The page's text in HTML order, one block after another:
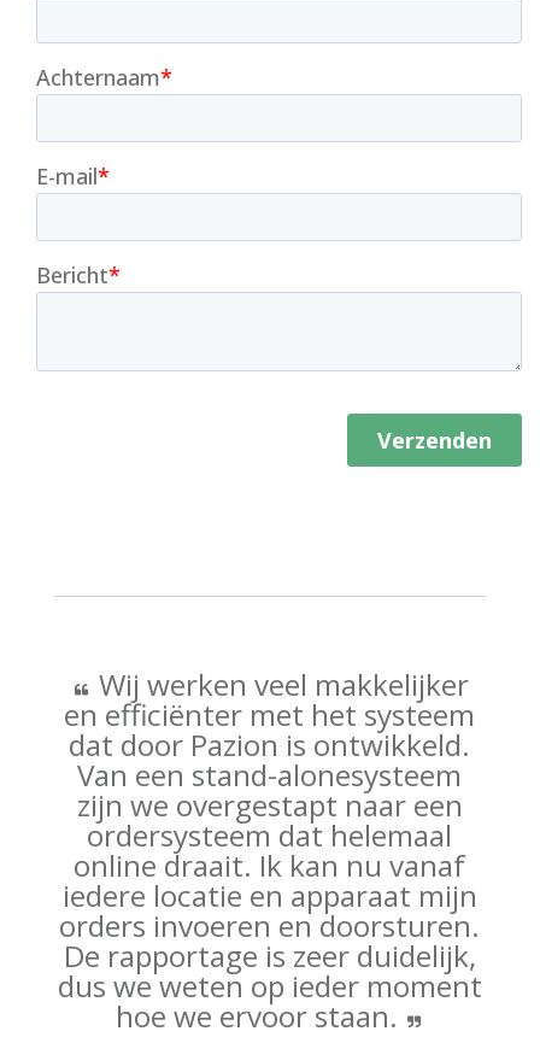
Wij werken veel makkelijker
en efficiënter met het systeem
dat door Pazion is ontwikkeld.
Van een stand-alonesysteem
zijn we overgestapt naar een
ordersysteem dat helemaal
online draait. Ik kan nu vanaf
iedere locatie en apparaat mijn
orders invoeren en doorsturen.
De rapportage is zeer duidelijk,
dus we weten op ieder moment
hoe we ervoor staan.